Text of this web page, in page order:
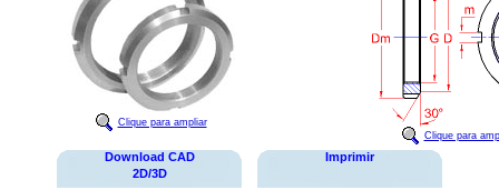
Clique para ampliar
Clique para
Download CAD
2D/3D
Imprimir